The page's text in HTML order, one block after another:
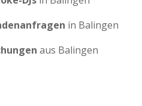
in Balingen
aus Balingen